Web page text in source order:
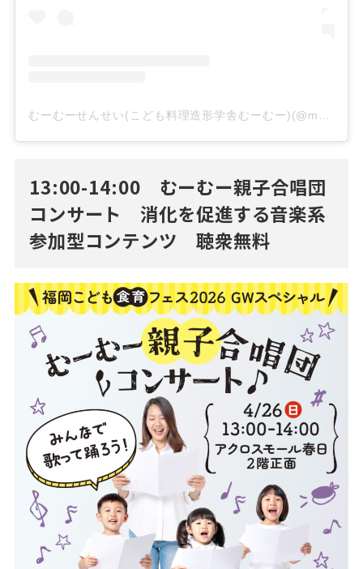
13:00-14:00 むーむー親子合唱団
コンサート 消化を促進する音楽系
参加型コンテンツ 聴衆無料